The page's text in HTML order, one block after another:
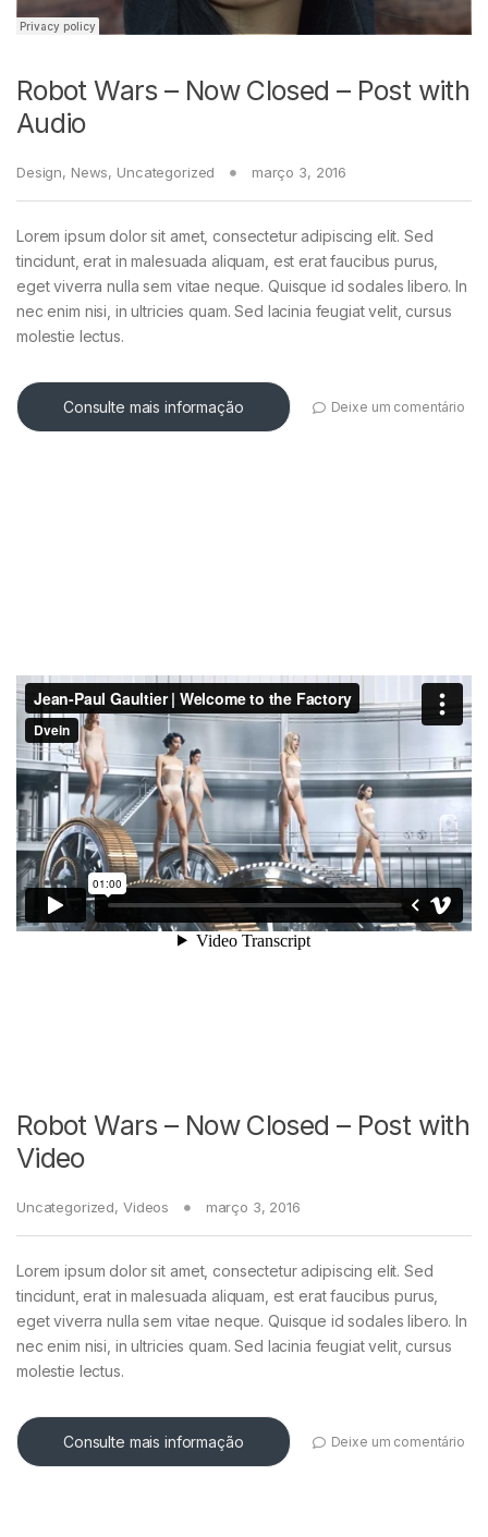
NORD
TECLAS
CASIO PX
NORD
Robot Wars – Now Closed – Post with
Audio
Design, News, Uncategorized março 3, 2016
Lorem ipsum dolor sit amet, consectetur adipiscing elit. Sed
tincidunt, erat in malesuada aliquam, est erat faucibus purus,
eget viverra nulla sem vitae neque. Quisque id sodales libero. In
nec enim nisi, in ultricies quam. Sed lacinia feugiat velit, cursus
molestie lectus.
Consulte mais informação Deixe um comentário
Robot Wars – Now Closed – Post with
Video
Uncategorized, Videos março 3, 2016
Lorem ipsum dolor sit amet, consectetur adipiscing elit. Sed
tincidunt, erat in malesuada aliquam, est erat faucibus purus,
eget viverra nulla sem vitae neque. Quisque id sodales libero. In
nec enim nisi, in ultricies quam. Sed lacinia feugiat velit, cursus
molestie lectus.
Consulte mais informação Deixe um comentário